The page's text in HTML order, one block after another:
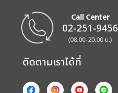
Call Center
02-251-9456
(08.00-20.00 น.)
ติดตามเราได้ที่